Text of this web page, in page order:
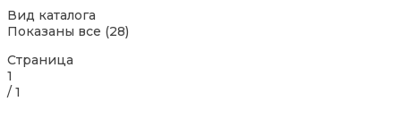
Вид каталога
Показаны все (28)
Страница
1
/ 1